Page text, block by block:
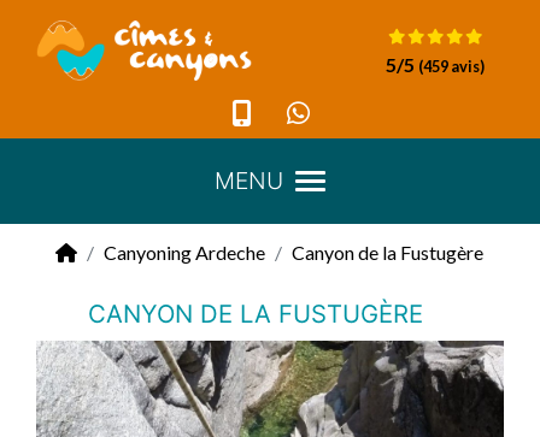
5/5 (459 avis)
MENU
Canyoning Ardeche Canyon de la Fustugère
CANYON DE LA FUSTUGÈRE